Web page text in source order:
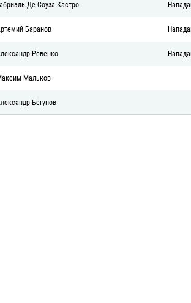
Де Соуза Кастро
Баранов
Ревенко
Мальков
Бегунов